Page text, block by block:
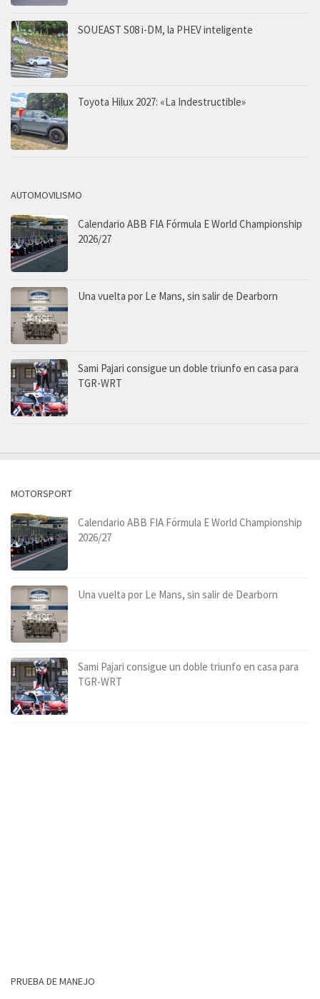
SOUEAST S08 i-DM, la PHEV inteligente
Toyota Hilux 2027: «La Indestructible»
AUTOMOVILISMO
Calendario ABB FIA Fórmula E World Championship
2026/27
Una vuelta por Le Mans, sin salir de Dearborn
Sami Pajari consigue un doble triunfo en casa para
TGR-WRT
MOTORSPORT
Calendario ABB FIA Fórmula E World Championship
2026/27
Una vuelta por Le Mans, sin salir de Dearborn
Sami Pajari consigue un doble triunfo en casa para
TGR-WRT
PRUEBA DE MANEJO